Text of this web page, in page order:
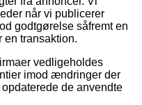
når vi publicerer
godtgørelse såfremt en
en transaktion.
vedligeholdes
imod ændringer der
de anvendte